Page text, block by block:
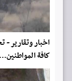
اخبار وتقارير
كافة المواطنين...